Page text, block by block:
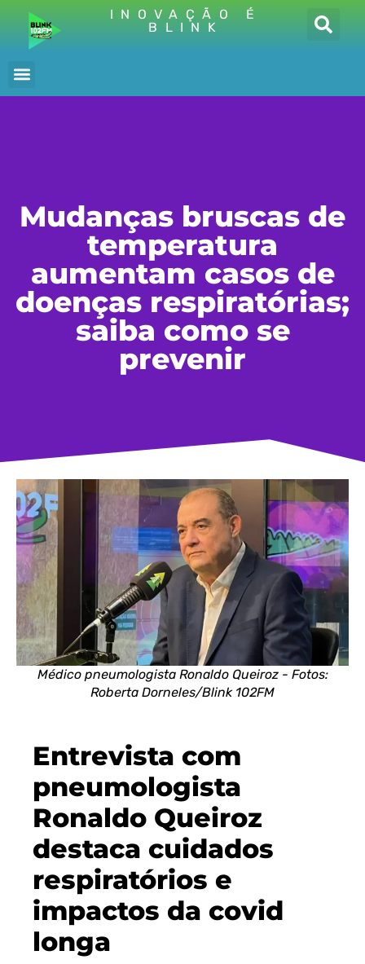
INOVAÇÃO É
BLINK
Mudanças bruscas de
temperatura
aumentam casos de
doenças respiratórias;
saiba como se
prevenir
Médico pneumologista Ronaldo Queiroz - Fotos:
Roberta Dorneles/Blink 102FM
Entrevista com
pneumologista
Ronaldo Queiroz
destaca cuidados
respiratórios e
impactos da covid
longa